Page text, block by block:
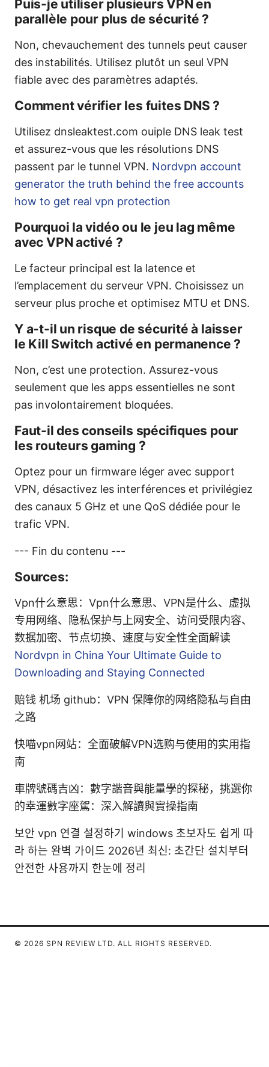
Puis-je utiliser plusieurs VPN en
parallèle pour plus de sécurité ?
Non, chevauchement des tunnels peut causer
des instabilités. Utilisez plutôt un seul VPN
fiable avec des paramètres adaptés.
Comment vérifier les fuites DNS ?
Utilisez dnsleaktest.com ouiple DNS leak test
et assurez-vous que les résolutions DNS
passent par le tunnel VPN. Nordvpn account
generator the truth behind the free accounts
how to get real vpn protection
Pourquoi la vidéo ou le jeu lag même
avec VPN activé ?
Le facteur principal est la latence et
l’emplacement du serveur VPN. Choisissez un
serveur plus proche et optimisez MTU et DNS.
Y a-t-il un risque de sécurité à laisser
le Kill Switch activé en permanence ?
Non, c’est une protection. Assurez-vous
seulement que les apps essentielles ne sont
pas involontairement bloquées.
Faut-il des conseils spécifiques pour
les routeurs gaming ?
Optez pour un firmware léger avec support
VPN, désactivez les interférences et privilégiez
des canaux 5 GHz et une QoS dédiée pour le
trafic VPN.
--- Fin du contenu ---
Sources:
Vpn什么意思：Vpn什么意思、VPN是什么、虚拟
专用网络、隐私保护与上网安全、访问受限内容、
数据加密、节点切换、速度与安全性全面解读
Nordvpn in China Your Ultimate Guide to
Downloading and Staying Connected
赔钱 机场 github：VPN 保障你的网络隐私与自由
之路
快喵vpn网站：全面破解VPN选购与使用的实用指
南
車牌號碼吉凶：數字諧音與能量學的探秘，挑選你
的幸運數字座駕：深入解讀與實操指南
보안 vpn 연결 설정하기 windows 초보자도 쉽게 따
라 하는 완벽 가이드 2026년 최신: 초간단 설치부터
안전한 사용까지 한눈에 정리
© 2026 SPN REVIEW LTD. ALL RIGHTS RESERVED.